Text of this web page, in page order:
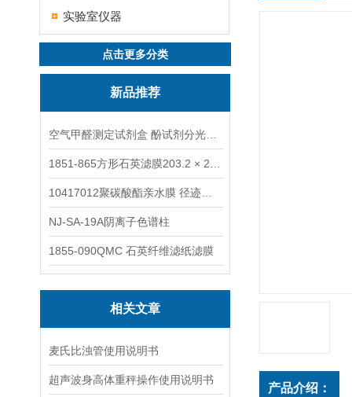
实验室仪器
点击更多分类
新品推荐
NJ-SA-19A阴离子色谱柱
1855-090QMC 石英纤维滤纸滤膜
相关文章
麦氏比浊管使用说明书
超声波身高体重秤操作使用说明书
产品介绍：